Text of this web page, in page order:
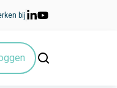
bij